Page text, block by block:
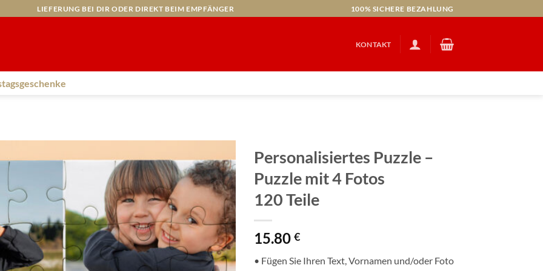
LIEFERUNG BEI DIR ODER DIREKT BEIM EMPFÄNGER 100% SICHERE BEZAHLUNG
KONTAKT
Personalisiertes Puzzle –
Puzzle mit 4 Fotos
120 Teile
15.80 €
• Fügen Sie Ihren Text, Vornamen und/oder Foto